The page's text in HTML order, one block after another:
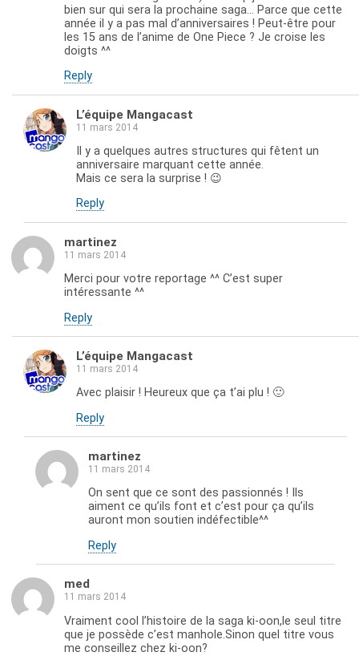
bien sur qui sera la prochaine saga… Parce que cette
année il y a pas mal d’anniversaires ! Peut-être pour
les 15 ans de l’anime de One Piece ? Je croise les
doigts ^^
Reply
L’équipe Mangacast
11 mars 2014
Il y a quelques autres structures qui fêtent un
anniversaire marquant cette année.
Mais ce sera la surprise ! 😉
Reply
martinez
11 mars 2014
Merci pour votre reportage ^^ C’est super
intéressante ^^
Reply
L’équipe Mangacast
11 mars 2014
Avec plaisir ! Heureux que ça t’ai plu ! 🙂
Reply
martinez
11 mars 2014
On sent que ce sont des passionnés ! Ils
aiment ce qu’ils font et c’est pour ça qu’ils
auront mon soutien indéfectible^^
Reply
med
11 mars 2014
Vraiment cool l’histoire de la saga ki-oon,le seul titre
que je possède c’est manhole.Sinon quel titre vous
me conseillez chez ki-oon?